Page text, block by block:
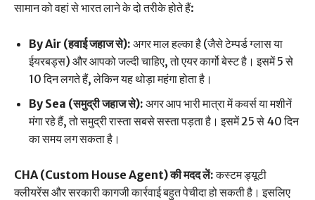
सामान को वहां से भारत लाने के दो तरीके होते हैं:
By Air (हवाई जहाज से): अगर माल हल्का है (जैसे टेम्पर्ड ग्लास या
ईयरबड्स) और आपको जल्दी चाहिए, तो एयर कार्गो बेस्ट है। इसमें 5 से
10 दिन लगते हैं, लेकिन यह थोड़ा महंगा होता है।
By Sea (समुद्री जहाज से): अगर आप भारी मात्रा में कवर्स या मशीनें
मंगा रहे हैं, तो समुद्री रास्ता सबसे सस्ता पड़ता है। इसमें 25 से 40 दिन
का समय लग सकता है।
CHA (Custom House Agent) की मदद लें:कस्टम ड्यूटी
क्लीयरेंस और सरकारी कागजी कार्रवाई बहुत पेचीदा हो सकती है। इसलिए